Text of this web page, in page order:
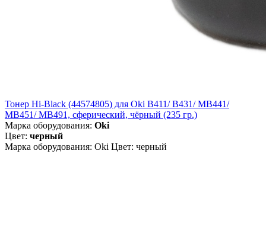
Тонер Hi-Black (44574805) для Oki B411/ B431/ MB441/
MB451/ MB491, сферический, чёрный (235 гр.)
Марка оборудования: Oki
Цвет: черный
Марка оборудования: Oki Цвет: черный